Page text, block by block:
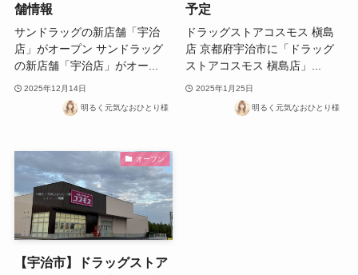
舗情報
サンドラッグの新店舗「宇治
店」がオープン サンドラッグ
の新店舗「宇治店」がオー...
2025年12月14日
明るく元気なおひとり様
予定
ドラッグストアコスモス 槇島
店 京都府宇治市に「ドラッグ
ストアコスモス 槇島店」...
2025年1月25日
明るく元気なおひとり様
オープン
【宇治市】ドラッグストア